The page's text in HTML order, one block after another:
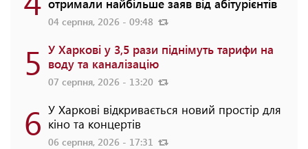
отримали найбільше заяв від абітурієнтів
04 серпня, 2026 - 09:48
5 У Харкові у 3,5 рази піднімуть тарифи на
воду та каналізацію
07 серпня, 2026 - 13:20
6 У Харкові відкривається новий простір для
кіно та концертів
06 серпня, 2026 - 17:31